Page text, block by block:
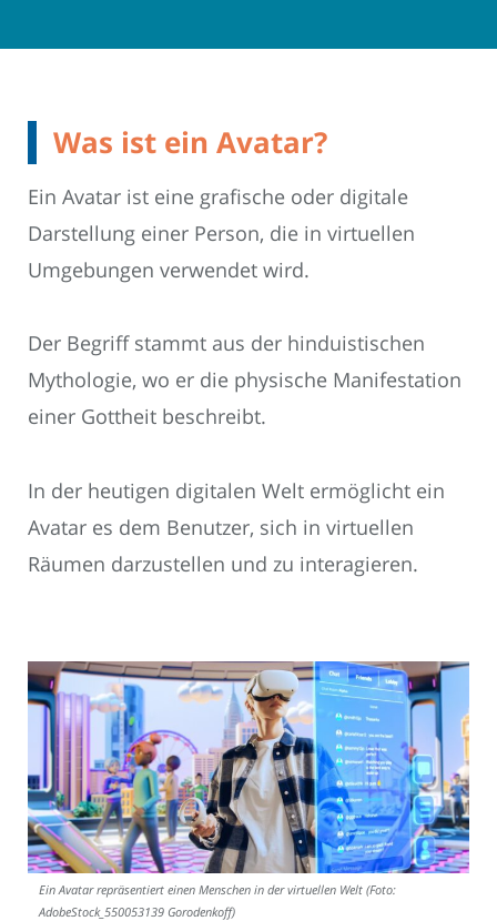
Was ist ein Avatar?
Ein Avatar ist eine grafische oder digitale
Darstellung einer Person, die in virtuellen
Umgebungen verwendet wird.
Der Begriff stammt aus der hinduistischen
Mythologie, wo er die physische Manifestation
einer Gottheit beschreibt.
In der heutigen digitalen Welt ermöglicht ein
Avatar es dem Benutzer, sich in virtuellen
Räumen darzustellen und zu interagieren.
Ein Avatar repräsentiert einen Menschen in der virtuellen Welt (Foto:
AdobeStock_550053139 Gorodenkoff)